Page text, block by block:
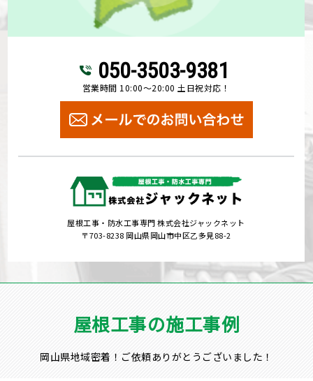
050-3503-9381
営業時間 10:00～20:00 土日祝対応！
屋根工事・防水工事専門 株式会社ジャックネット
〒703-8238 岡山県岡山市中区乙多見88-2
屋根工事の施工事例
岡山県地域密着！ご依頼ありがとうございました！